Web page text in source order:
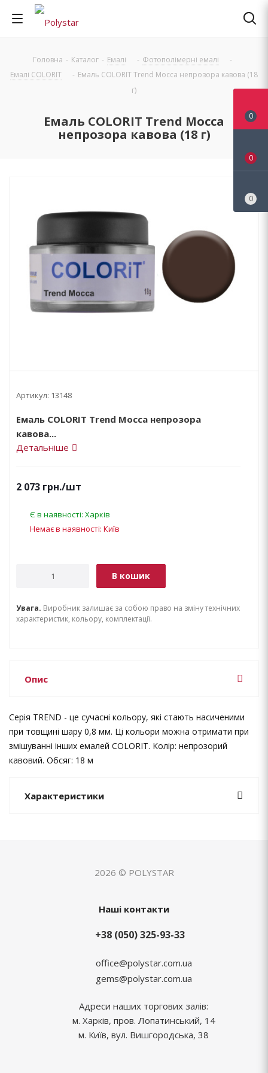
Головна - Каталог - Емалі - Фотополімерні емалі
-
Емалі COLORIT
- Емаль COLORIT Trend Mocca непрозора кавова (18
г)
Емаль COLORIT Trend Mocca
непрозора кавова (18 г)
Артикул: 13148
Емаль COLORIT Trend Mocca непрозора
кавова...
Детальніше
2 073 грн./шт
Є в наявності: Харків
Немає в наявності: Київ
В кошик
Увага. Виробник залишає за собою право на зміну технічних
характеристик, кольору, комплектації.
Опис
Серія TREND - це сучасні кольору, які стають насиченими
при товщині шару 0,8 мм. Ці кольори можна отримати при
змішуванні інших емалей COLORIT. Колір: непрозорий
кавовий. Обсяг: 18 м
Характеристики
2026 © POLYSTAR
Наші контакти
+38 (050) 325-93-33
office@polystar.com.ua
gems@polystar.com.ua
Адреси наших торгових залів:
м. Харків, пров. Лопатинський, 14
м. Київ, вул. Вишгородська, 38
0
0
0